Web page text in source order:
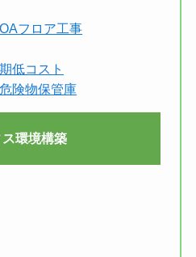
フロア工事
低コスト
険物保管庫
環境構築